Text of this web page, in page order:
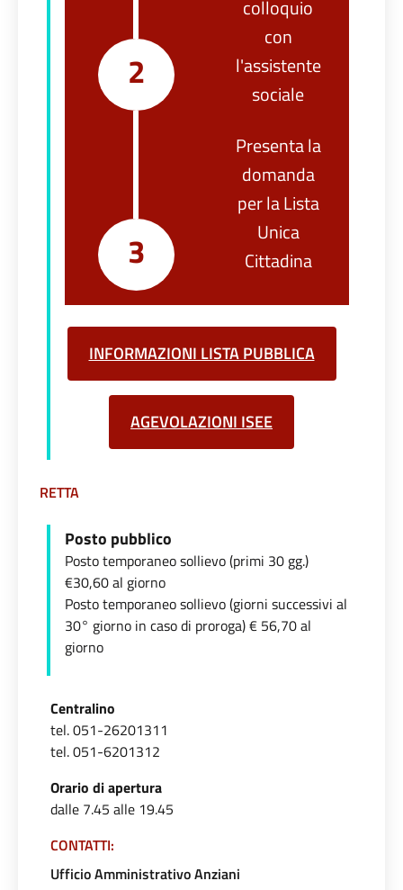
2
3
colloquio
con
l'assistente
sociale
Presenta la
domanda
per la Lista
Unica
Cittadina
INFORMAZIONI LISTA PUBBLICA
AGEVOLAZIONI ISEE
RETTA
Posto pubblico
Posto temporaneo sollievo (primi 30 gg.)
€30,60 al giorno
Posto temporaneo sollievo (giorni successivi al
30° giorno in caso di proroga) € 56,70 al
giorno
Centralino
tel. 051-26201311
tel. 051-6201312
Orario di apertura
dalle 7.45 alle 19.45
CONTATTI:
Ufficio Amministrativo Anziani